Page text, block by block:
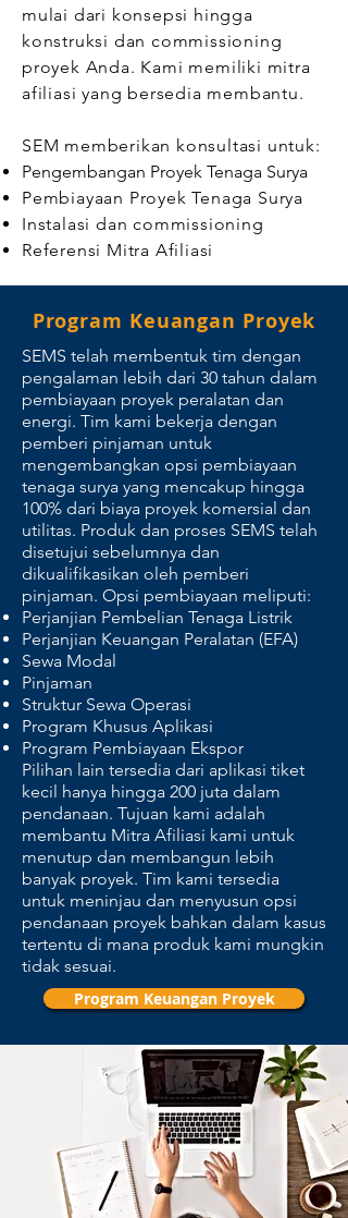
mulai dari konsepsi hingga
konstruksi dan commissioning
proyek Anda. Kami memiliki mitra
afiliasi yang bersedia membantu.
SEM memberikan konsultasi untuk:
Pengembangan Proyek Tenaga Surya
Pembiayaan Proyek Tenaga Surya
Instalasi dan commissioning
Referensi Mitra Afiliasi
Program Keuangan Proyek
SEMS telah membentuk tim dengan
pengalaman lebih dari 30 tahun dalam
pembiayaan proyek peralatan dan
energi. Tim kami bekerja dengan
pemberi pinjaman untuk
mengembangkan opsi pembiayaan
tenaga surya yang mencakup hingga
100% dari biaya proyek komersial dan
utilitas. Produk dan proses SEMS telah
disetujui sebelumnya dan
dikualifikasikan oleh pemberi
pinjaman. Opsi pembiayaan meliputi:
Perjanjian Pembelian Tenaga Listrik
Perjanjian Keuangan Peralatan (EFA)
Sewa Modal
Pinjaman
Struktur Sewa Operasi
Program Khusus Aplikasi
Program Pembiayaan Ekspor
Pilihan lain tersedia dari aplikasi tiket
kecil hanya hingga 200 juta dalam
pendanaan. Tujuan kami adalah
membantu Mitra Afiliasi kami untuk
menutup dan membangun lebih
banyak proyek. Tim kami tersedia
untuk meninjau dan menyusun opsi
pendanaan proyek bahkan dalam kasus
tertentu di mana produk kami mungkin
tidak sesuai.
Program Keuangan Proyek